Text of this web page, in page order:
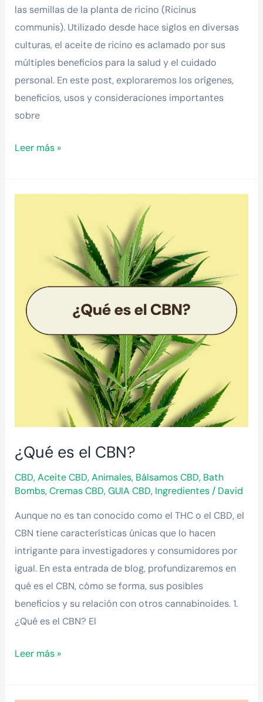
las semillas de la planta de ricino (Ricinus
communis). Utilizado desde hace siglos en diversas
culturas, el aceite de ricino es aclamado por sus
múltiples beneficios para la salud y el cuidado
personal. En este post, exploraremos los orígenes,
beneficios, usos y consideraciones importantes
sobre
Leer más »
¿Qué es el CBN?
CBD,Aceite CBD,Animales, Bálsamos CBD, Bath
Bombs,Cremas CBD,GUIA CBD, Ingredientes / David
Aunque no es tan conocido como el THC o el CBD, el
CBN tiene características únicas que lo hacen
intrigante para investigadores y consumidores por
igual. En esta entrada de blog, profundizaremos en
qué es el CBN, cómo se forma, sus posibles
beneficios y su relación con otros cannabinoides. 1.
¿Qué es el CBN? El
Leer más »